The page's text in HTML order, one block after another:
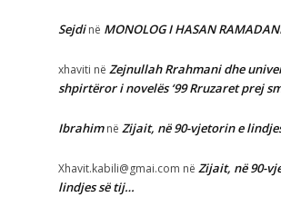
Sejdinë MONOLOG I HASAN
xhaviti në Zejnullah Rrahmani dhe
shpirtëror i novelës ‘99 Rruzaret prej
Ibrahimnë Zijait, në 90-vjetorin e
Xhavit.kabili@gmai.com në Zijait, në 90-
lindjes së tij…